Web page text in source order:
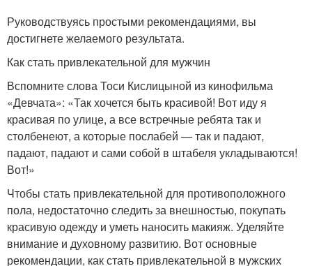
Руководствуясь простыми рекомендациями, вы
достигнете желаемого результата.
Как стать привлекательной для мужчин
Вспомните слова Тоси Кислицыной из кинофильма
«Девчата»: «Так хочется быть красивой! Вот иду я
красивая по улице, а все встречные ребята так и
столбенеют, а которые послабей — так и падают,
падают, падают и сами собой в штабеля укладываются!
Вот!»
Чтобы стать привлекательной для противоположного
пола, недостаточно следить за внешностью, покупать
красивую одежду и уметь наносить макияж. Уделяйте
внимание и духовному развитию. Вот основные
рекомендации, как стать привлекательной в мужских